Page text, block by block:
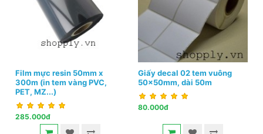
Film mực resin 50mm x
300m (in tem vàng PVC,
PET, MZ...)
285.000đ
Giấy decal 02 tem vuông
50x50mm, dài 50m
80.000đ